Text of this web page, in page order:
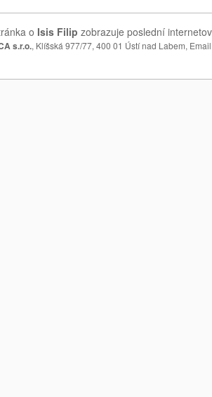
o Isis Filip zobrazuje poslední
s.r.o., Klíšská 977/77, 400 01 Ústí nad Labem,